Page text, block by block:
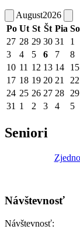
August2026
Po Ut St Št Pia So
27 28 29 30 31 1
3
4 5 6 7 8
10 11 12 13 14 15
17 18 19 20 21 22
24 25 26 27 28 29
31 1 2 3 4 5
Seniori
Návštevnosť
Návštevnosť: